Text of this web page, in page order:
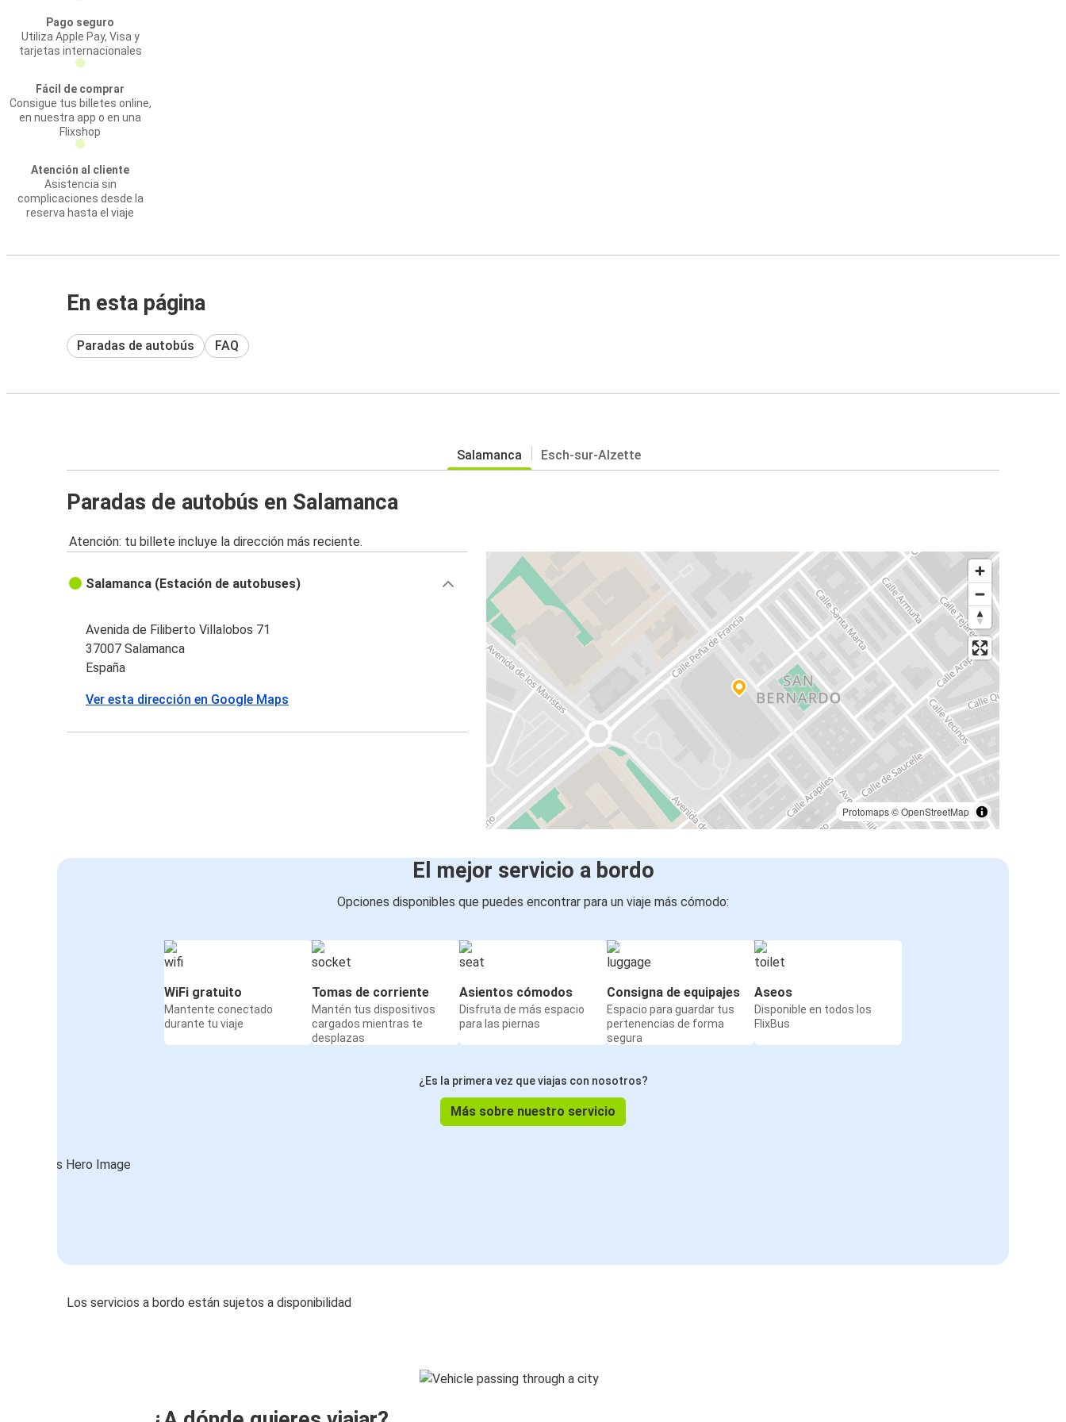
Pago seguro
Utiliza Apple Pay, Visa y
tarjetas internacionales
Fácil de comprar
Consigue tus billetes online,
en nuestra app o en una
Flixshop
Atención al cliente
Asistencia sin
complicaciones desde la
reserva hasta el viaje
En esta página
Paradas de autobús FAQ
Salamanca Esch-sur-Alzette
Paradas de autobús en Salamanca
Atención: tu billete incluye la dirección más reciente.
Protomaps©OpenStreetMap
Salamanca (Estación de autobuses)
Avenida de Filiberto Villalobos 71
37007 Salamanca
España
Ver esta dirección en Google Maps
El mejor servicio a bordo
Opciones disponibles que puedes encontrar para un viaje más cómodo:
WiFi gratuito
Mantente conectado
durante tu viaje
Tomas de corriente
Mantén tus dispositivos
cargados mientras te
desplazas
Asientos cómodos
Disfruta de más espacio
para las piernas
Consigna de equipajes
Espacio para guardar tus
pertenencias de forma
segura
Aseos
Disponible en todos los
FlixBus
¿Es la primera vez que viajas con nosotros?
Más sobre nuestro servicio
Los servicios a bordo están sujetos a disponibilidad